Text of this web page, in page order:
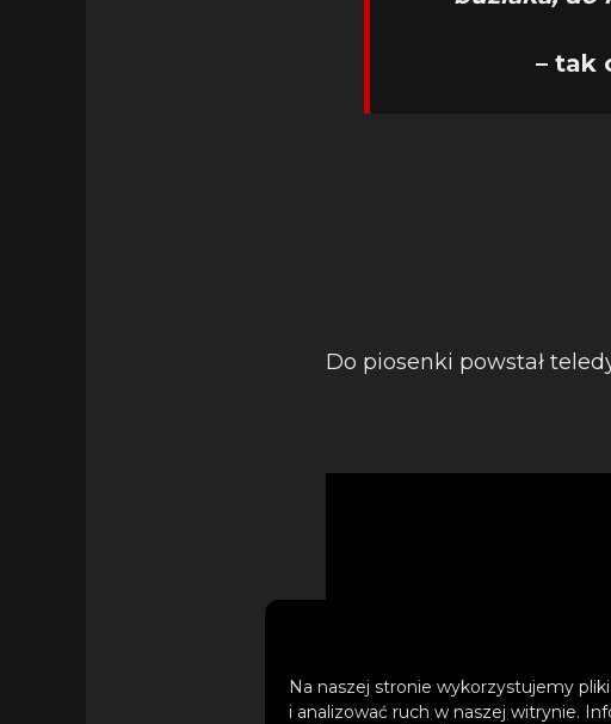
Na naszej stronie wykorzystujemy
i analizować ruch w naszej witrynie.
– tak
Do piosenki powstał